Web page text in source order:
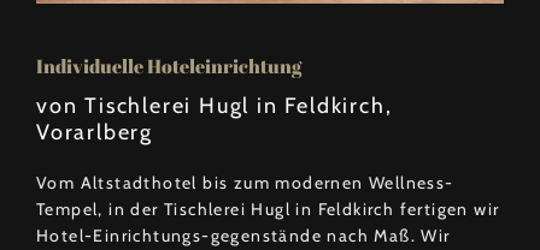
Individuelle Hoteleinrichtung
von Tischlerei Hugl in Feldkirch,
Vorarlberg
Vom Altstadthotel bis zum modernen Wellness-
Tempel, in der Tischlerei Hugl in Feldkirch fertigen wir
Hotel-Einrichtungs-gegenstände nach Maß. Wir